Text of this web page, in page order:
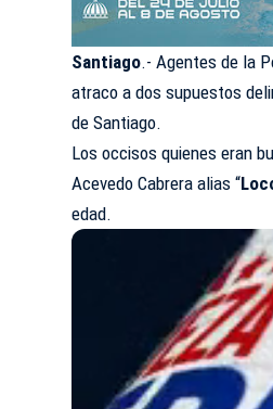
Santiago.- Agentes de la
atraco a dos supuestos
de Santiago.
Los occisos quienes eran
Acevedo Cabrera alias “
edad.